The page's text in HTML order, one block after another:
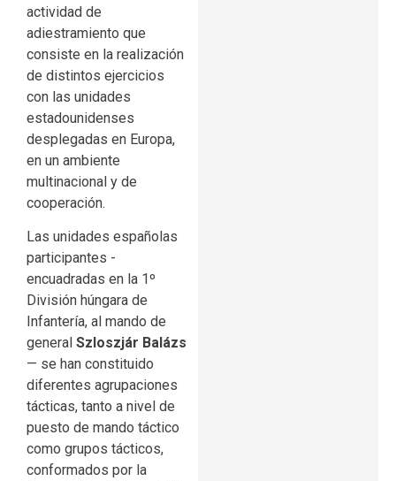
actividad de
adiestramiento que
consiste en la realización
de distintos ejercicios
con las unidades
estadounidenses
desplegadas en Europa,
en un ambiente
multinacional y de
cooperación.
Las unidades españolas
participantes -
encuadradas en la 1º
División húngara de
Infantería, al mando de
general Szloszjár Balázs
— se han constituido
diferentes agrupaciones
tácticas, tanto a nivel de
puesto de mando táctico
como grupos tácticos,
conformados por la